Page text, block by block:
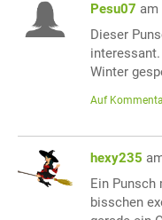
Pesu07 am
Dieser
Winter
Auf
hexy235
Ein
bisschen